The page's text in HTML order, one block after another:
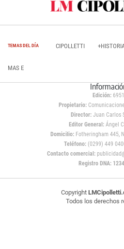
TEMAS DEL DÍA CIPOLLETTI
MAS E
Edición: 6951
Propietario:
Director: Juan Carlos
Editor General:Ángel
Domicilio:Fotheringham 445,
Teléfono: (0299) 449
Contacto comercial:
Registro DNA:
Copyright
Todos los derechos